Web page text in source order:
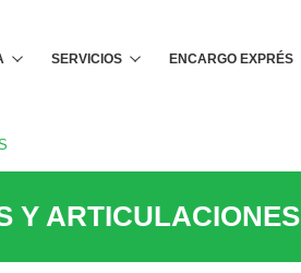
SERVICIOS ENCARGO EXPRÉS
Y ARTICULACIONES